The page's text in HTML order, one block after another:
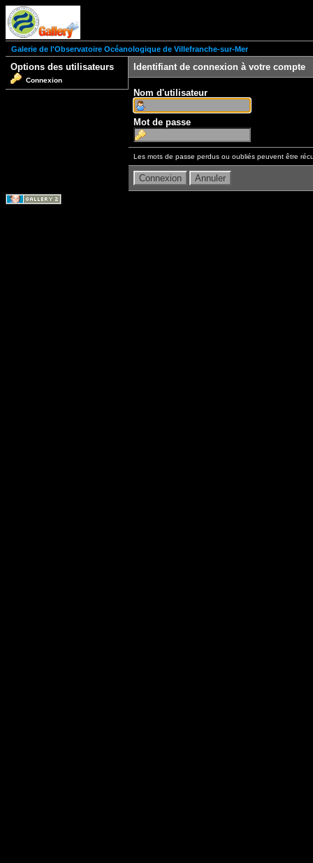
Galerie de l'Observatoire Océanologique de Villefranche-sur-Mer
Options des utilisateurs
Connexion
Identifiant de connexion à votre compte
Nom d'utilisateur
Mot de passe
Les mots de passe perdus ou oubliés peuvent être